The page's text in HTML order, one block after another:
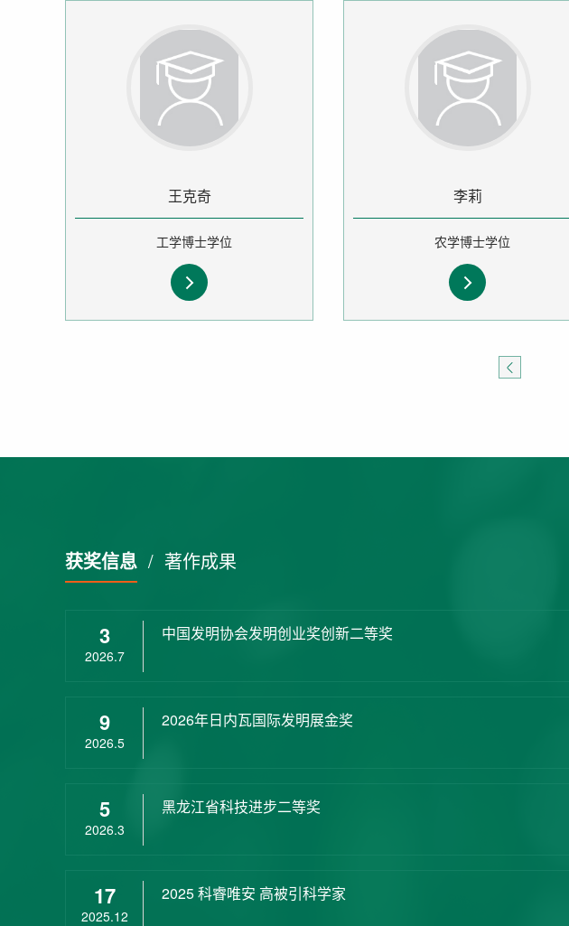
王克奇
工学博士学位
李莉
农学博士学位
获奖信息 / 著作成果
3
2026.7
中国发明协会发明创业奖创新二等奖
9
2026.5
2026年日内瓦国际发明展金奖
5
2026.3
黑龙江省科技进步二等奖
17
2025.12
2025 科睿唯安 高被引科学家